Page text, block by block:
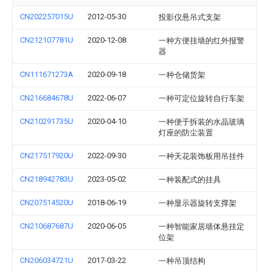
CN202257015U 2012-05-30 投影仪悬吊式支架
CN212107781U 2020-12-08
一种方便挂墙的红外报警
器
CN111671273A 2020-09-18 一种仓储货架
CN216684678U 2022-06-07 一种可定位旋转自行车架
CN210291735U 2020-04-10
一种便于拆装的水晶玻璃
灯座的防尘装置
CN217517920U 2022-09-30 一种天花装饰板用吊挂件
CN218942783U 2023-05-02 一种装配式的挂具
CN207514520U 2018-06-19 一种显示器旋转支撑架
CN210687687U 2020-06-05
一种智能家居墙体悬挂定
位架
CN206034721U 2017-03-22 一种吊顶结构